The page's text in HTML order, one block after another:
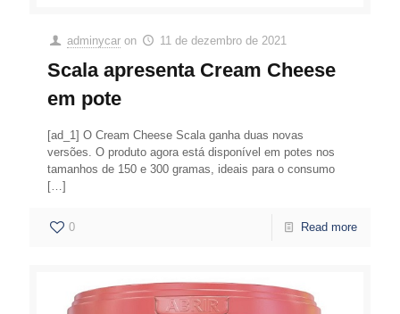
adminycar on 11 de dezembro de 2021
Scala apresenta Cream Cheese
em pote
[ad_1] O Cream Cheese Scala ganha duas novas
versões. O produto agora está disponível em potes nos
tamanhos de 150 e 300 gramas, ideais para o consumo
[…]
0 Read more